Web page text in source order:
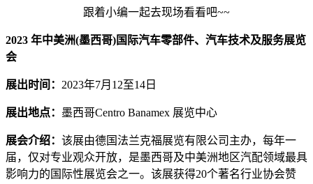
跟着小编一起去现场看看吧~~
2023 年中美洲(墨西哥)国际汽车零部件、 汽车技术及服务展览
会
展出时间： 2023年7月12至14日
展出地点： 墨西哥Centro Banamex 展览中心
展会介绍： 该展由德国法兰克福展览有限公司主办，每年一
届，仅对专业观众开放，是墨西哥及中美洲地区汽配领域最具
影响力的国际性展览会之一。该展获得20个著名行业协会赞